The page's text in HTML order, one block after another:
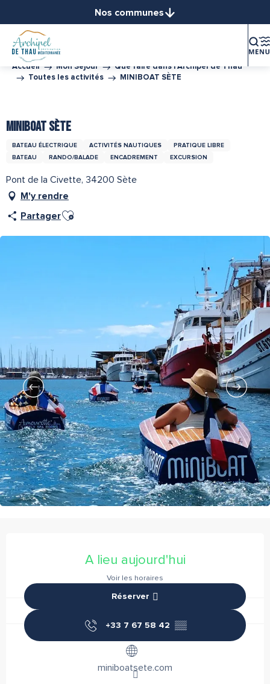
contenu
principal
Nos communes
Bouzigues
Frontignan
Mèze
Montbazin
Accueil Mon Séjour
Que faire dans l’Archipel de Thau
Toutes les activités
MINIBOAT SÈTE
MINIBOAT SÈTE
BATEAU ÉLECTRIQUE ACTIVITÉS NAUTIQUES
PRATIQUE LIBRE
BATEAU
RANDO/BALADE ENCADREMENT EXCURSION
Pont de la Civette, 34200 Sète
M'y rendre
PartagerAjouter aux favoris
Ouverture et coordonnées
A lieu aujourd'hui
Voir les horaires
Réserver
+33 7 67 58 42 ▒▒
miniboatsete.com